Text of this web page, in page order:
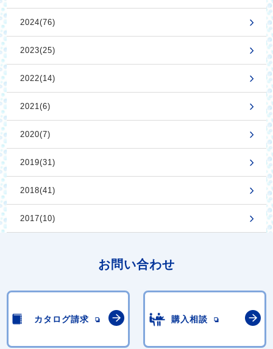
2024(76)
2023(25)
2022(14)
2021(6)
2020(7)
2019(31)
2018(41)
2017(10)
お問い合わせ
カタログ請求 購入相談